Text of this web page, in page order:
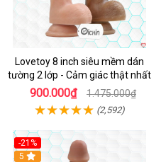
Lovetoy 8 inch siêu mềm dán
tường 2 lớp - Cảm giác thật nhất
900.000₫ 1.475.000₫
(2,592)
-21%
Hot
5